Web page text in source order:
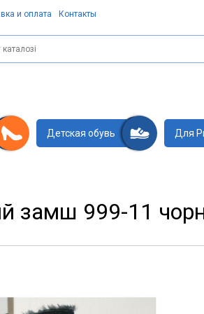
и оплата Контакты
Детская обувь Для
замш 999-11